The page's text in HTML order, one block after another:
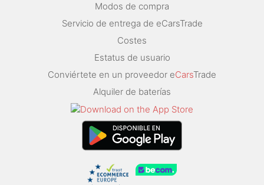
Modos de compra
Servicio de entrega de eCarsTrade
Costes
Estatus de usuario
Conviértete en un proveedor eCarsTrade
Alquiler de baterías